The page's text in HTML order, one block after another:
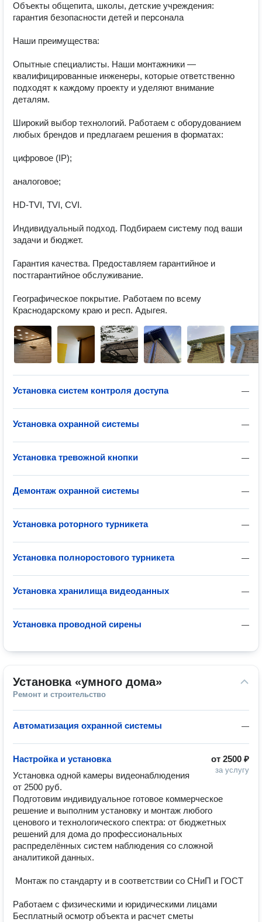
Объекты общепита, школы, детские учреждения:
гарантия безопасности детей и персонала
Наши преимущества:
Опытные специалисты. Наши монтажники —
квалифицированные инженеры, которые ответственно
подходят к каждому проекту и уделяют внимание
деталям.
Широкий выбор технологий. Работаем с оборудованием
любых брендов и предлагаем решения в форматах:
цифровое (IP);
аналоговое;
HD‑TVI, TVI, CVI.
Индивидуальный подход. Подбираем систему под ваши
задачи и бюджет.
Гарантия качества. Предоставляем гарантийное и
постгарантийное обслуживание.
Географическое покрытие. Работаем по всему
Краснодарскому краю и респ. Адыгея.
—
Установка систем контроля доступа
—
Установка охранной системы
—
Установка тревожной кнопки
—
Демонтаж охранной системы
—
Установка роторного турникета
—
Установка полноростового турникета
—
Установка хранилища видеоданных
—
Установка проводной сирены
Установка «умного дома»
Ремонт и строительство
—
Автоматизация охранной системы
от 2500 ₽
за услугу
Настройка и установка
Установка одной камеры видеонаблюдения
от 2500 руб.
Подготовим индивидуальное готовое коммерческое
решение и выполним установку и монтаж любого
ценового и технологического спектра: от бюджетных
решений для дома до профессиональных
распределённых систем наблюдения со сложной
аналитикой данных.
Работаем с физическими и юридическими лицами
Бесплатный осмотр объекта и расчет сметы